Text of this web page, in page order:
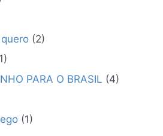
(2)
PARA O BRASIL (4)
(1)